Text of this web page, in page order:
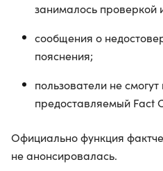
занималось проверкой
сообщения о
пояснения;
пользователи не смогут
предоставляемый Fact
Официально функция
не анонсировалась.